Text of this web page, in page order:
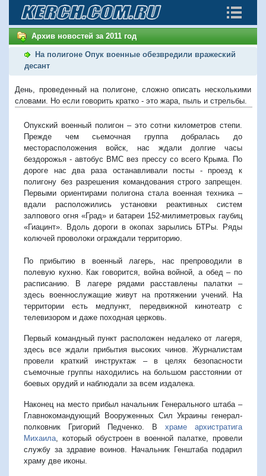
Архив новостей за 2011 год
На полигоне Опук военные обезвредили вражеский
десант
День, проведенный на полигоне, сложно описать несколькими
словами. Но если говорить кратко - это жара, пыль и стрельбы.
Опукский военный полигон – это сотни километров степи.
Прежде чем сьемочная группа добралась до
месторасположения войск, нас ждали долгие часы
бездорожья - автобус ВМС вез прессу со всего Крыма. По
дороге нас два раза останавливали посты - проезд к
полигону без разрешения командования строго запрещен.
Первыми ориентирами полигона стала военная техника –
вдали расположились установки реактивных систем
залпового огня «Град» и батареи 152-милиметровых гаубиц
«Гиацинт». Вдоль дороги в окопах зарылись БТРы. Ряды
колючей проволоки ограждали территорию.
По прибытию в военный лагерь, нас препроводили в
полевую кухню. Как говорится, война войной, а обед – по
расписанию. В лагере рядами расставлены палатки –
здесь военнослужащие живут на протяжении учений. На
территории есть медпункт, передвижной кинотеатр с
телевизором и даже походная церковь.
Первый командный пункт расположен недалеко от лагеря,
здесь все ждали прибытия высоких чинов. Журналистам
провели краткий инструктаж – в целях безопасности
съемочные группы находились на большом расстоянии от
боевых орудий и наблюдали за всем издалека.
Наконец на место прибыл начальник Генерального штаба –
Главнокомандующий Вооруженных Сил Украины генерал-
полковник Григорий Педченко. В храме архистратига
Михаила , который обустроен в военной палатке, провели
службу за здравие воинов. Начальник Генштаба подарил
храму две иконы.